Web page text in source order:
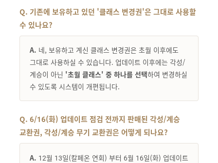
Q. 기존에 보유하고 있던 '클래스 변경권'은 그대로 사용할
수 있나요?
A. 네, 보유하고 계신 클래스 변경권은 초월 이후에도
그대로 사용하실 수 있습니다. 업데이트 이후에는 각성/
계승이 아닌 '초월 클래스' 중 하나를 선택하여 변경하실
수 있도록 시스템이 개편됩니다.
Q. 6/16(화) 업데이트 점검 전까지 판매된 각성/계승
교환권, 각성/계승 무기 교환권은 어떻게 되나요?
A. 12월 13일(칼페온 연회) 부터 6월 16일(화) 업데이트